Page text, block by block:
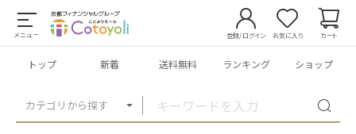
メニュー
カテゴリから探す
登録/ログイン お気に入り カート
トップ 新着 送料無料 ランキング ショップ